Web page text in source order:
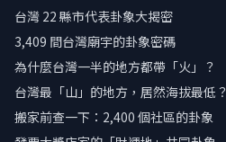
台灣 22 縣市代表卦象大揭密
3,409 間台灣廟宇的卦象密碼
為什麼台灣一半的地方都帶「火」？
台灣最「山」的地方，居然海拔最低？
搬家前查一下：2,400 個社區的卦象